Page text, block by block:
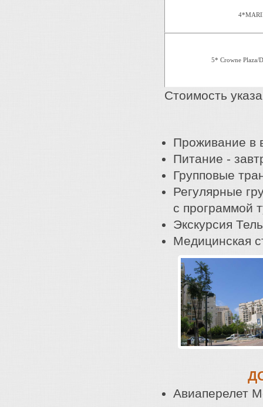
5* Crowne Plaza/
Стоимость
Проживание в
Питание -
Групповые
Регулярные
с программой
Экскурсия
Медицинская
Авиаперелет